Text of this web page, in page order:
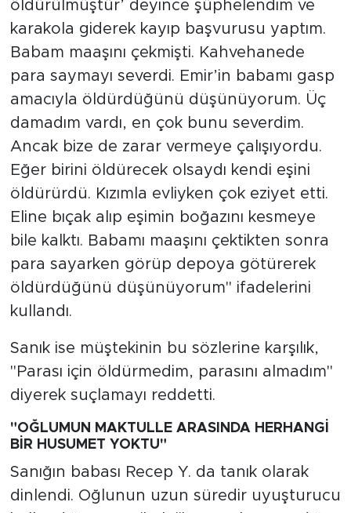
öldürülmüştür’ deyince şüphelendim ve
karakola giderek kayıp başvurusu yaptım.
Babam maaşını çekmişti. Kahvehanede
para saymayı severdi. Emir’in babamı gasp
amacıyla öldürdüğünü düşünüyorum. Üç
damadım vardı, en çok bunu severdim.
Ancak bize de zarar vermeye çalışıyordu.
Eğer birini öldürecek olsaydı kendi eşini
öldürürdü. Kızımla evliyken çok eziyet etti.
Eline bıçak alıp eşimin boğazını kesmeye
bile kalktı. Babamı maaşını çektikten sonra
para sayarken görüp depoya götürerek
öldürdüğünü düşünüyorum" ifadelerini
kullandı.
Sanık ise müştekinin bu sözlerine karşılık,
"Parası için öldürmedim, parasını almadım"
diyerek suçlamayı reddetti.
"OĞLUMUN MAKTULLE ARASINDA HERHANGİ
BİR HUSUMET YOKTU"
Sanığın babası Recep Y. da tanık olarak
dinlendi. Oğlunun uzun süredir uyuşturucu